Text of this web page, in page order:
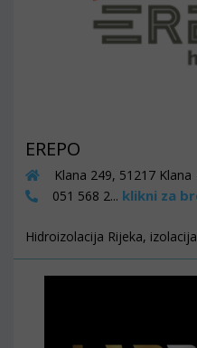
EREPO
Klana 249, 51217
051 568 2... klikni za
Hidroizolacija Rijeka,